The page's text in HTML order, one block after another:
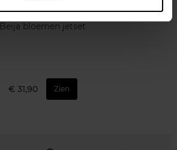
Beija bloemen jetset
€ 31,90 Zien